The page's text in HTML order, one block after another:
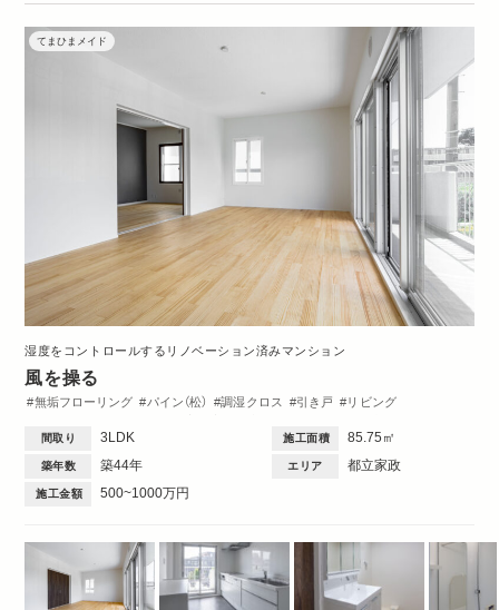
てまひまメイド
湿度をコントロールするリノベーション済みマンション
風を操る
無垢フローリング パイン（松） 調湿クロス 引き戸
リビング
トイレ・バス
間取図
間取り 3LDK 施工面積 85.75㎡
築年数 築44年 エリア 都立家政
施工金額 500~1000万円